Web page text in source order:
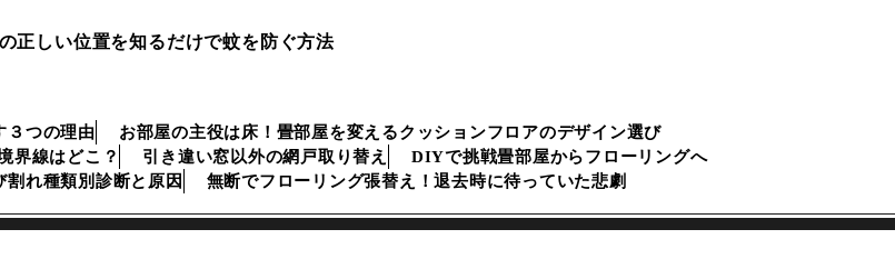
正しい位置を知るだけで蚊を防ぐ方法
３つの理由
お部屋の主役は床！畳部屋を変えるクッションフロアのデザイン選び
界線はどこ？
引き違い窓以外の網戸取り替え
DIYで挑戦畳部屋からフローリングへ
れ種類別診断と原因
無断でフローリング張替え！退去時に待っていた悲劇